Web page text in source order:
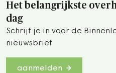
Het belangrijkste
dag
Schrijf je in voor de
nieuwsbrief
aanmelden